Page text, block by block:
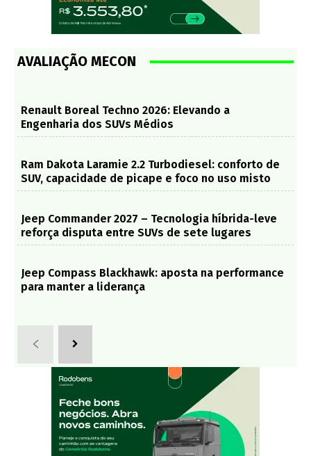
AVALIAÇÃO MECON
Renault Boreal Techno 2026: Elevando a
Engenharia dos SUVs Médios
Ram Dakota Laramie 2.2 Turbodiesel: conforto de
SUV, capacidade de picape e foco no uso misto
Jeep Commander 2027 – Tecnologia híbrida-leve
reforça disputa entre SUVs de sete lugares
Jeep Compass Blackhawk: aposta na performance
para manter a liderança